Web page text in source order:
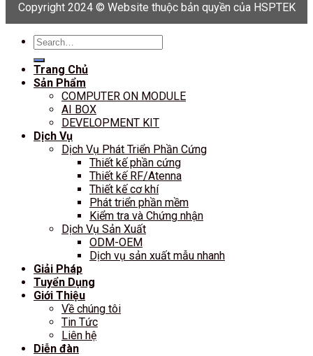
Copyright 2024 © Website thuộc bản quyền của HSPTEK
Search
for:
Trang Chủ
Sản Phẩm
COMPUTER ON MODULE
AI BOX
DEVELOPMENT KIT
Dịch Vụ
Dịch Vụ Phát Triển Phần Cứng
Thiết kế phần cứng
Thiết kế RF/Atenna
Thiết kế cơ khí
Phát triển phần mềm
Kiểm tra và Chứng nhận
Dịch Vụ Sản Xuất
ODM-OEM
Dịch vụ sản xuất mẫu nhanh
Giải Pháp
Tuyển Dụng
Giới Thiệu
Về chúng tôi
Tin Tức
Liên hệ
Diễn đàn